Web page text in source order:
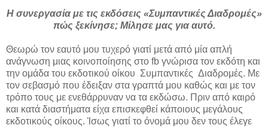
Η συνεργασία με τις εκδόσεις «Συμπαντικές Διαδρομές»
πώς ξεκίνησε; Μίλησε μας για αυτό.
Θεωρώ τον εαυτό μου τυχερό γιατί μετά από μία απλή
ανάγνωση μιας κοινοποίησης στο fb γνώρισα τον εκδότη και
την ομάδα του εκδοτικού οίκου Συμπαντικές Διαδρομές. Με
τον σεβασμό που έδειξαν στα γραπτά μου καθώς και με τον
τρόπο τους με ενεθάρρυναν να τα εκδώσω. Πριν από καιρό
και κατά διαστήματα είχα επισκεφθεί κάποιους μεγάλους
εκδοτικούς οίκους. Ίσως γιατί το όνομά μου δεν τους έλεγε